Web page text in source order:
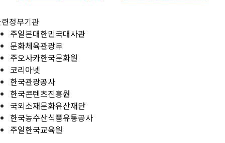
정부기관
주일본대한민국대사관
문화체육관광부
주오사카한국문화원
코리아넷
한국관광공사
한국콘텐츠진흥원
국외소재문화유산재단
한국농수산식품유통공사
주일한국교육원